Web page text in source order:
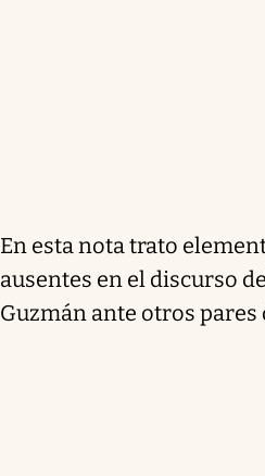
En esta nota trato
ausentes en el discurso
Guzmán ante otros pares